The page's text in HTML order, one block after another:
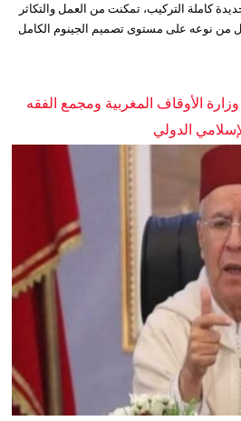
كاملة التركيب، تمكنت من العمل والتكاثر
من نوعه على مستوى تصميم الجينوم الكامل
الأوقاف المغربية ومجمع الفقه
الدولي